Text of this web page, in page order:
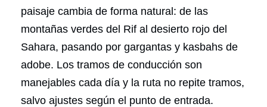
paisaje cambia de forma natural: de las
montañas verdes del Rif al desierto rojo del
Sahara, pasando por gargantas y kasbahs de
adobe. Los tramos de conducción son
manejables cada día y la ruta no repite tramos,
salvo ajustes según el punto de entrada.